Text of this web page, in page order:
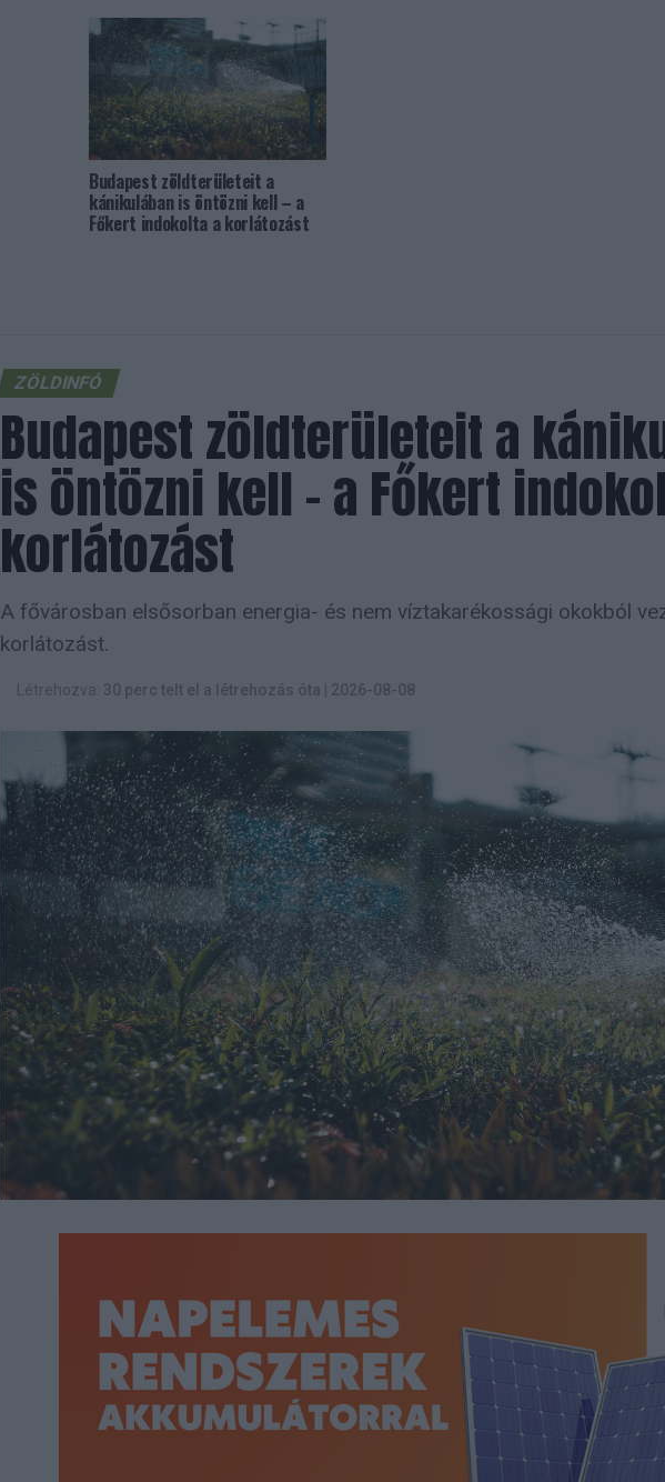
Budapest zöldterületeit a
kánikulában is öntözni kell – a
Főkert indokolta a korlátozást
ZÖLDINFÓ
Budapest zöldterületeit a
is öntözni kell – a Főkert
korlátozást
A fővárosban elsősorban energia- és nem víztakarékossági okokból
korlátozást.
Létrehozva: 30 perc telt el a létrehozás óta 2026-08-08